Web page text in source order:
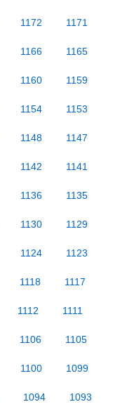
1172 1171
1166 1165
1160 1159
1154 1153
1148 1147
1142 1141
1136 1135
1130 1129
1124 1123
1118 1117
1112 1111
1106 1105
1100 1099
1094 1093